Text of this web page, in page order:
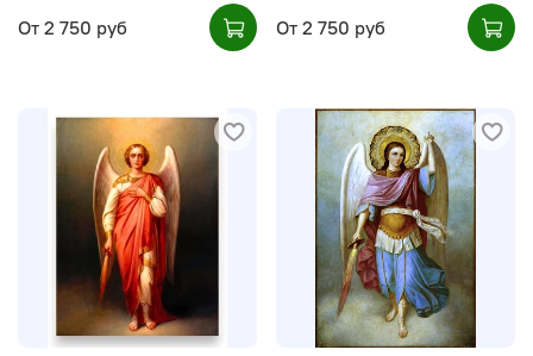
От 2 750 руб
От 2 750 руб